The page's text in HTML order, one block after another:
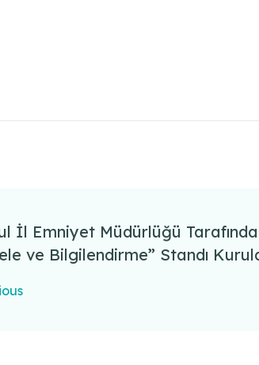
İl Emniyet Müdürlüğü
ve Bilgilendirme” Standı